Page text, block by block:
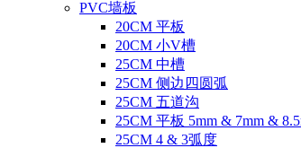
PVC墙板
20CM 平板
20CM 小V槽
25CM 中槽
25CM 侧边四圆弧
25CM 五道沟
25CM 平板 5mm & 7mm &
25CM 4 & 3弧度